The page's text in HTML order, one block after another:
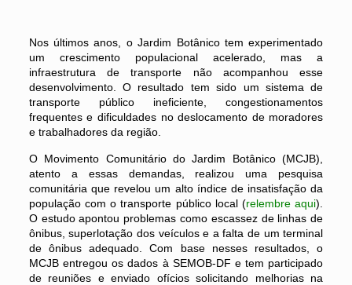
Nos últimos anos, o Jardim Botânico tem experimentado
um crescimento populacional acelerado, mas a
infraestrutura de transporte não acompanhou esse
desenvolvimento. O resultado tem sido um sistema de
transporte público ineficiente, congestionamentos
frequentes e dificuldades no deslocamento de moradores
e trabalhadores da região.
O Movimento Comunitário do Jardim Botânico (MCJB),
atento a essas demandas, realizou uma pesquisa
comunitária que revelou um alto índice de insatisfação da
população com o transporte público local (relembre aqui).
O estudo apontou problemas como escassez de linhas de
ônibus, superlotação dos veículos e a falta de um terminal
de ônibus adequado. Com base nesses resultados, o
MCJB entregou os dados à SEMOB-DF e tem participado
de reuniões e enviado ofícios solicitando melhorias na